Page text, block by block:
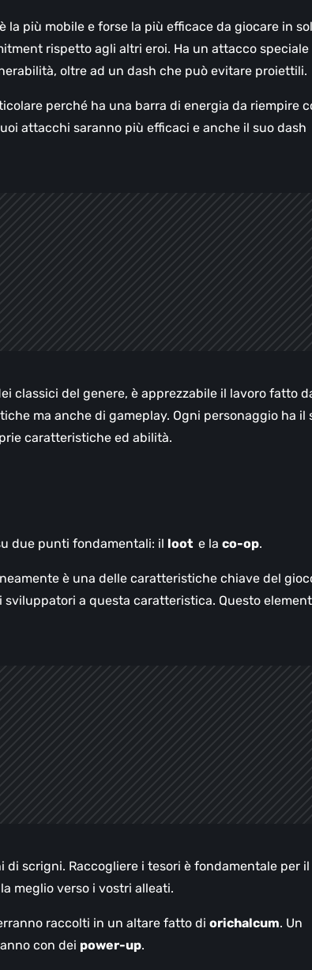
la più mobile e forse la più efficace da giocare in
rispetto agli altri eroi. Ha un attacco speciale
oltre ad un dash che può evitare proiettili.
perché ha una barra di energia da riempire
attacchi saranno più efficaci e anche il suo dash
classici del genere, è apprezzabile il lavoro fatto
ma anche di gameplay. Ogni personaggio ha il
caratteristiche ed abilità.
due punti fondamentali: il loot e la co-op.
è una delle caratteristiche chiave del
a questa caratteristica. Questo
scrigni. Raccogliere i tesori è fondamentale per il
meglio verso i vostri alleati.
raccolti in un altare fatto di orichalcum. Un
con dei power-up.